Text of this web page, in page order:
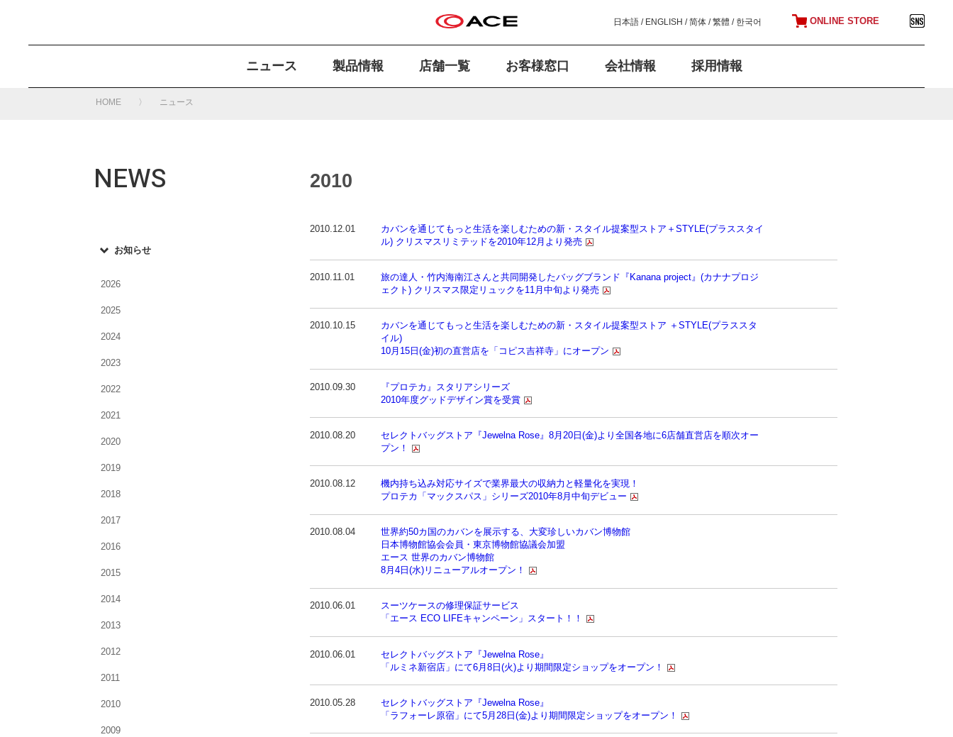
日本語 / ENGLISH /简体 /繁體 / 한국어 ONLINE STORE
ニュース 製品情報 店舗一覧 お客様窓口 会社情報 採用情報
HOME ニュース
NEWS
お知らせ
2026
2025
2024
2023
2022
2021
2020
2019
2018
2017
2016
2015
2014
2013
2012
2011
2010
2009
2010
2010.12.01
カバンを通じてもっと生活を楽しむための新・スタイル提案型ストア＋STYLE(プラススタイ
ル) クリスマスリミテッドを2010年12月より発売
2010.11.01
旅の達人・竹内海南江さんと共同開発したバッグブランド『Kanana project』(カナナプロジ
ェクト) クリスマス限定リュックを11月中旬より発売
2010.10.15
カバンを通じてもっと生活を楽しむための新・スタイル提案型ストア ＋STYLE(プラススタ
イル)
10月15日(金)初の直営店を「コピス吉祥寺」にオープン
2010.09.30
『プロテカ』スタリアシリーズ
2010年度グッドデザイン賞を受賞
2010.08.20
セレクトバッグストア『Jewelna Rose』8月20日(金)より全国各地に6店舗直営店を順次オー
プン！
2010.08.12
機内持ち込み対応サイズで業界最大の収納力と軽量化を実現！
プロテカ「マックスパス」シリーズ2010年8月中旬デビュー
2010.08.04
世界約50カ国のカバンを展示する、大変珍しいカバン博物館
日本博物館協会会員・東京博物館協議会加盟
エース 世界のカバン博物館
8月4日(水)リニューアルオープン！
2010.06.01
スーツケースの修理保証サービス
「エース ECO LIFEキャンペーン」スタート！！
2010.06.01
セレクトバッグストア『Jewelna Rose』
「ルミネ新宿店」にて6月8日(火)より期間限定ショップをオープン！
2010.05.28
セレクトバッグストア『Jewelna Rose』
「ラフォーレ原宿」にて5月28日(金)より期間限定ショップをオープン！